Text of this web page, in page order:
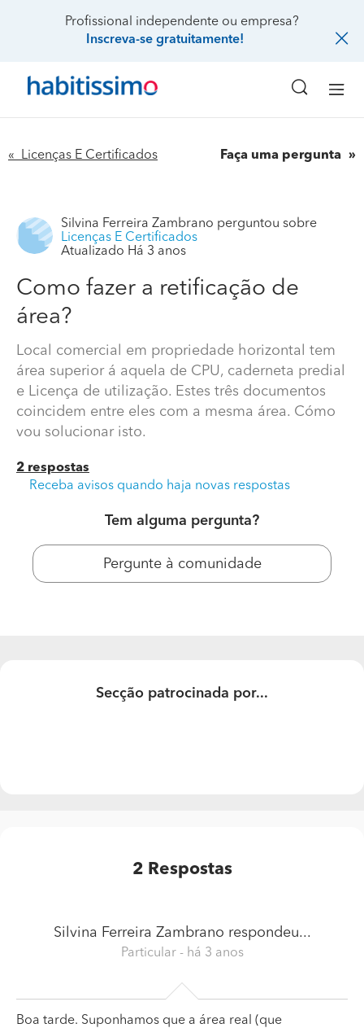
Profissional independente ou empresa?
Inscreva-se gratuitamente!
« Licenças E Certificados Faça uma pergunta
Como fazer a retificação de área?
Silvina Ferreira Zambrano perguntou sobre
Licenças E Certificados
Atualizado Há 3 anos
Como fazer a retificação de
área?
Local comercial em propriedade horizontal tem
área superior á aquela de CPU, caderneta predial
e Licença de utilização. Estes três documentos
coincidem entre eles com a mesma área. Cómo
vou solucionar isto.
2 respostas
Receba avisos quando haja novas respostas
Tem alguma pergunta?
Pergunte à comunidade
Secção patrocinada por...
2 Respostas
Silvina Ferreira Zambrano respondeu...
Particular - há 3 anos
Boa tarde. Suponhamos que a área real (que